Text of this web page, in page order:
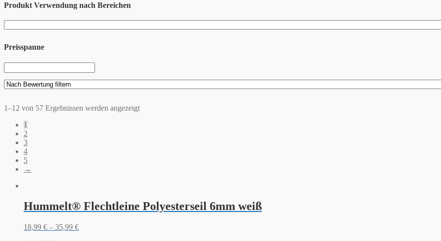
Produkt Verwendung nach Bereichen
Preisspanne
1–12 von 57 Ergebnissen werden angezeigt
1
2
3
4
5
→
Hummelt® Flechtleine Polyesterseil 6mm weiß
18,99 € – 35,99 €